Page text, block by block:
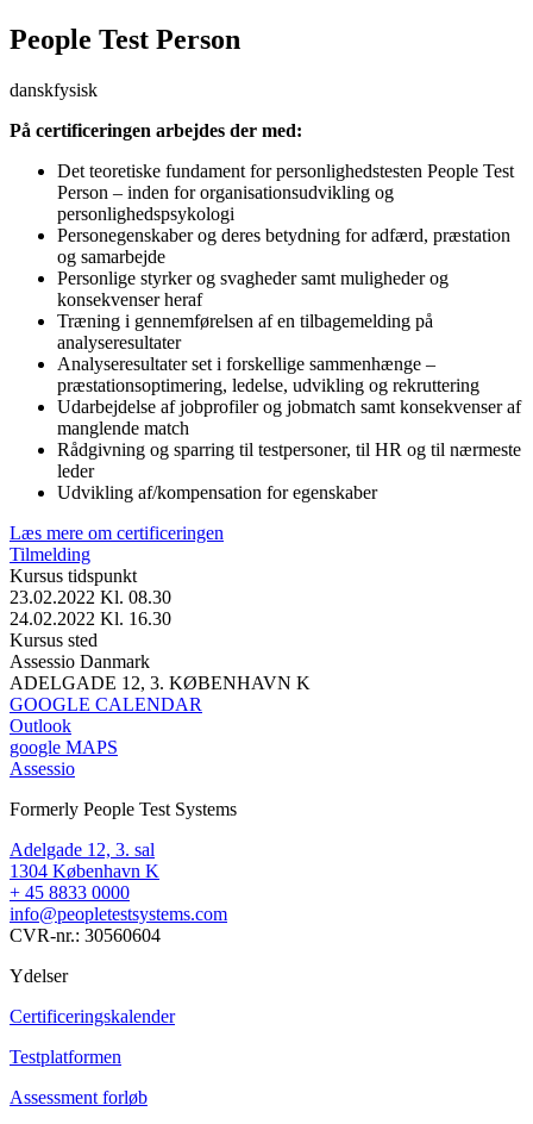
People Test Person
danskfysisk
På certificeringen arbejdes der med:
Det teoretiske fundament for personlighedstesten People Test
Person – inden for organisationsudvikling og
personlighedspsykologi
Personegenskaber og deres betydning for adfærd, præstation
og samarbejde
Personlige styrker og svagheder samt muligheder og
konsekvenser heraf
Træning i gennemførelsen af en tilbagemelding på
analyseresultater
Analyseresultater set i forskellige sammenhænge –
præstationsoptimering, ledelse, udvikling og rekruttering
Udarbejdelse af jobprofiler og jobmatch samt konsekvenser af
manglende match
Rådgivning og sparring til testpersoner, til HR og til nærmeste
leder
Udvikling af/kompensation for egenskaber
Læs mere om certificeringen
Tilmelding
Kursus tidspunkt
23.02.2022 Kl. 08.30
24.02.2022 Kl. 16.30
Kursus sted
Assessio Danmark
ADELGADE 12, 3. KØBENHAVN K
GOOGLE CALENDAR
Outlook
google MAPS
Assessio
Formerly People Test Systems
Adelgade 12, 3. sal
1304 København K
+ 45 8833 0000
info@peopletestsystems.com
CVR-nr.: 30560604
Ydelser
Certificeringskalender
Testplatformen
Assessment forløb